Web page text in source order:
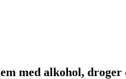
med alkohol, droger